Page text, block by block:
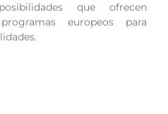
que ofrecen
europeos para